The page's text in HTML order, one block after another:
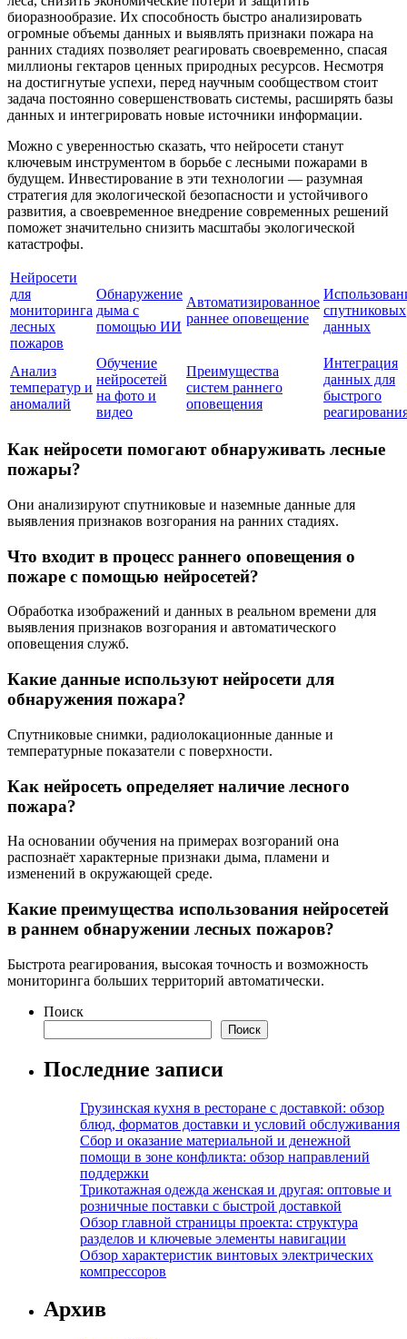
биоразнообразие. Их способность быстро анализировать
огромные объемы данных и выявлять признаки пожара на
ранних стадиях позволяет реагировать своевременно, спасая
миллионы гектаров ценных природных ресурсов. Несмотря
на достигнутые успехи, перед научным сообществом стоит
задача постоянно совершенствовать системы, расширять базы
данных и интегрировать новые источники информации.
Можно с уверенностью сказать, что нейросети станут
ключевым инструментом в борьбе с лесными пожарами в
будущем. Инвестирование в эти технологии — разумная
стратегия для экологической безопасности и устойчивого
развития, а своевременное внедрение современных решений
поможет значительно снизить масштабы экологической
катастрофы.
Нейросети
для
мониторинга
лесных
пожаров
Обнаружение
дыма с
помощью ИИ
Автоматизированное
раннее оповещение
спутниковых
данных
Анализ
температур и
аномалий
Обучение
нейросетей
на фото и
видео
Преимущества
систем раннего
оповещения
Интеграция
данных для
быстрого
Как нейросети помогают обнаруживать лесные
пожары?
Они анализируют спутниковые и наземные данные для
выявления признаков возгорания на ранних стадиях.
Что входит в процесс раннего оповещения о
пожаре с помощью нейросетей?
Обработка изображений и данных в реальном времени для
выявления признаков возгорания и автоматического
оповещения служб.
Какие данные используют нейросети для
обнаружения пожара?
Спутниковые снимки, радиолокационные данные и
температурные показатели с поверхности.
Как нейросеть определяет наличие лесного
пожара?
На основании обучения на примерах возгораний она
распознаёт характерные признаки дыма, пламени и
изменений в окружающей среде.
Какие преимущества использования нейросетей
в раннем обнаружении лесных пожаров?
Быстрота реагирования, высокая точность и возможность
мониторинга больших территорий автоматически.
Поиск
Поиск
Последние записи
Грузинская кухня в ресторане с доставкой: обзор
блюд, форматов доставки и условий обслуживания
Сбор и оказание материальной и денежной
помощи в зоне конфликта: обзор направлений
поддержки
Трикотажная одежда женская и другая: оптовые и
розничные поставки с быстрой доставкой
Обзор главной страницы проекта: структура
разделов и ключевые элементы навигации
Обзор характеристик винтовых электрических
компрессоров
Архив